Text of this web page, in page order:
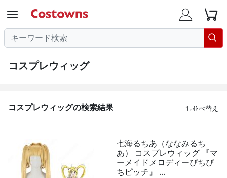
  

コスプレウィッグ
コスプレウィッグの検索結果 並べ替え
七海るちあ（ななみるち
あ） コスプレウィッグ 『マ
ーメイドメロディーぴちぴ
ちピッチ』 ...